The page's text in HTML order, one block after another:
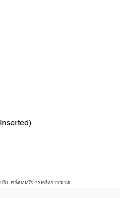
น พร้อมบริการหลังการขาย